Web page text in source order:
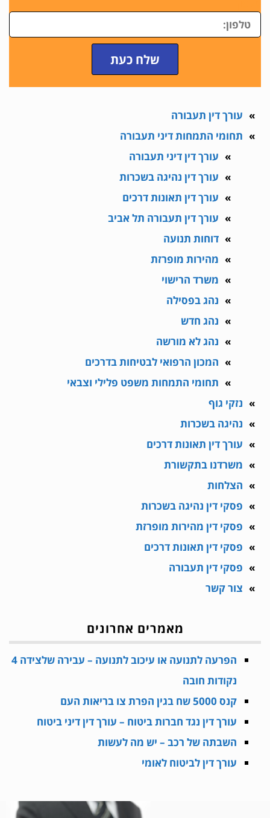
שלח כעת
עורך דין תעבורה
תחומי התמחות דיני תעבורה
עורך דין דיני תעבורה
עורך דין נהיגה בשכרות
עורך דין תאונות דרכים
עורך דין תעבורה תל אביב
דוחות תנועה
מהירות מופרזת
משרד הרישוי
נהג בפסילה
נהג חדש
נהג לא מורשה
המכון הרפואי לבטיחות בדרכים
תחומי התמחות משפט פלילי וצבאי
נזקי גוף
נהיגה בשכרות
עורך דין תאונות דרכים
משרדנו בתקשורת
הצלחות
פסקי דין נהיגה בשכרות
פסקי דין מהירות מופרזת
פסקי דין תאונות דרכים
פסקי דין תעבורה
צור קשר
מאמרים אחרונים
הפרעה לתנועה או עיכוב לתנועה – עבירה שלצידה 4
נקודות חובה
קנס 5000 שח בגין הפרת צו בריאות העם
עורך דין נגד חברות ביטוח – עורך דין דיני ביטוח
השבתה של רכב – יש מה לעשות
עורך דין לביטוח לאומי